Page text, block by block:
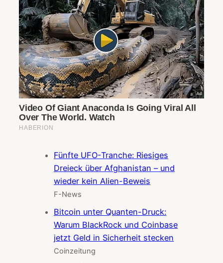
Fünfte UFO-Tranche: Riesiges
Dreieck über Afghanistan – und
wieder kein Alien-Beweis
F-News
Bitcoin unter Quanten-Druck:
Warum BlackRock und Coinbase
jetzt Geld in Sicherheit stecken
Coinzeitung